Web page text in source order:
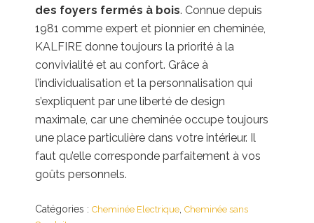
des foyers fermés à bois. Connue depuis
1981 comme expert et pionnier en cheminée,
KALFIRE donne toujours la priorité à la
convivialité et au confort. Grâce à
l’individualisation et la personnalisation qui
s’expliquent par une liberté de design
maximale, car une cheminée occupe toujours
une place particulière dans votre intérieur. Il
faut qu’elle corresponde parfaitement à vos
goûts personnels.
Catégories : Cheminée Electrique, Cheminée sans